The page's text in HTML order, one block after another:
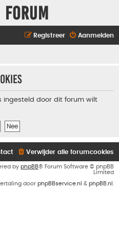
Aanmelden
Registreer
ingesteld door dit forum wilt
Verwijder alle forumcookies
by phpBB® Forum Software © phpBB
Limited
door phpBBservice.nl & phpBB.nl